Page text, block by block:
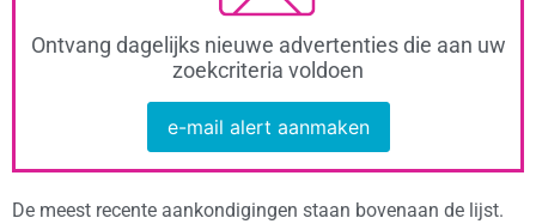
Ontvang dagelijks nieuwe advertenties die aan uw
zoekcriteria voldoen
e-mail alert aanmaken
De meest recente aankondigingen staan bovenaan de lijst.